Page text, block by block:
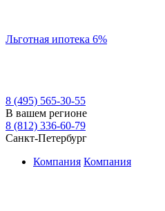
Льготная ипотека 6%
8 (495) 565-30-55
В вашем регионе
8 (812) 336-60-79
Санкт-Петербург
Компания Компания